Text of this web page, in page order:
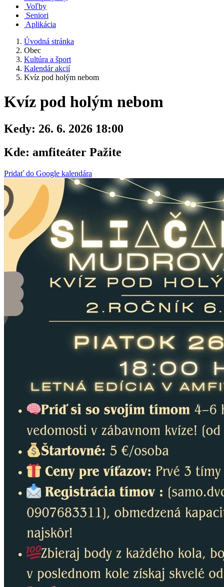
Voľby
Seniori
Aplikácia
Úvodná stránka
Obec
Kultúra a šport
Kalendár akcií
Kvíz pod holým nebom
Kvíz pod holým nebom
Kedy: 26. 6. 2026 18:00
Kde: amfiteáter Pažite
Pridať do Google kalendára